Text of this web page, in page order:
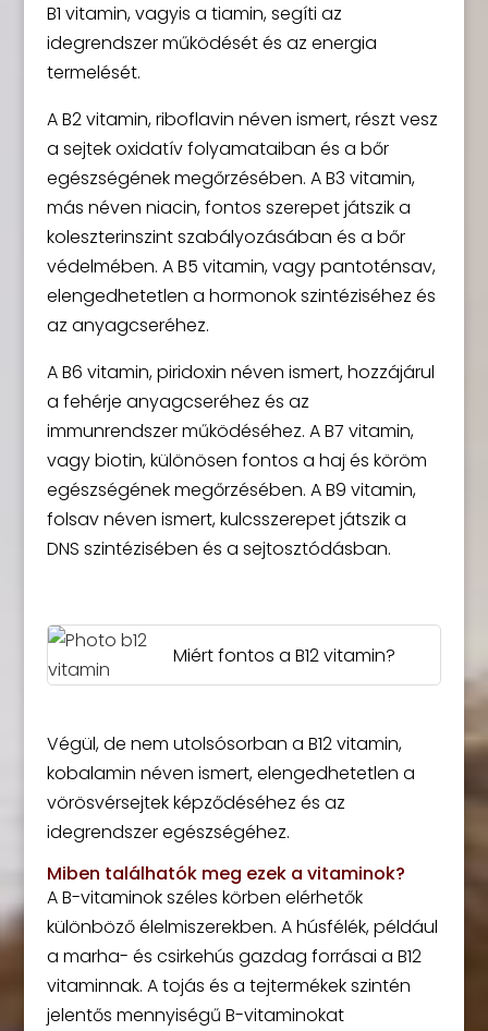
B1 vitamin, vagyis a tiamin, segíti az
idegrendszer működését és az energia
termelését.
A B2 vitamin, riboflavin néven ismert, részt vesz
a sejtek oxidatív folyamataiban és a bőr
egészségének megőrzésében. A B3 vitamin,
más néven niacin, fontos szerepet játszik a
koleszterinszint szabályozásában és a bőr
védelmében. A B5 vitamin, vagy pantoténsav,
elengedhetetlen a hormonok szintéziséhez és
az anyagcseréhez.
A B6 vitamin, piridoxin néven ismert, hozzájárul
a fehérje anyagcseréhez és az
immunrendszer működéséhez. A B7 vitamin,
vagy biotin, különösen fontos a haj és köröm
egészségének megőrzésében. A B9 vitamin,
folsav néven ismert, kulcsszerepet játszik a
DNS szintézisében és a sejtosztódásban.
Miért fontos a B12 vitamin?
Végül, de nem utolsósorban a B12 vitamin,
kobalamin néven ismert, elengedhetetlen a
vörösvérsejtek képződéséhez és az
idegrendszer egészségéhez.
Miben találhatók meg ezek a vitaminok?
A B-vitaminok széles körben elérhetők
különböző élelmiszerekben. A húsfélék, például
a marha- és csirkehús gazdag forrásai a B12
vitaminnak. A tojás és a tejtermékek szintén
jelentős mennyiségű B-vitaminokat